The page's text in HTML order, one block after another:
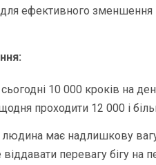
ефективного зменшення
10 000 кроків на
проходити 12 000 і
людина має надлишкову
перевагу бігу на